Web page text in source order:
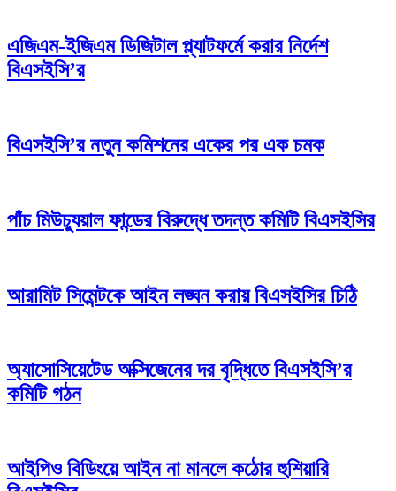
এজিএম-ইজিএম ডিজিটাল প্ল্যাটফর্মে করার নির্দেশ
বিএসইসি’র
বিএসইসি’র নতুন কমিশনের একের পর এক চমক
পাঁচ মিউচ্যুয়াল ফান্ডের বিরুদ্ধে তদন্ত কমিটি বিএসইসির
আরামিট সিমেন্টকে আইন লঙ্ঘন করায় বিএসইসির চিঠি
অ্যাসোসিয়েটেড অক্সিজেনের দর বৃদ্ধিতে বিএসইসি’র
কমিটি গঠন
আইপিও বিডিংয়ে আইন না মানলে কঠোর হুশিয়ারি